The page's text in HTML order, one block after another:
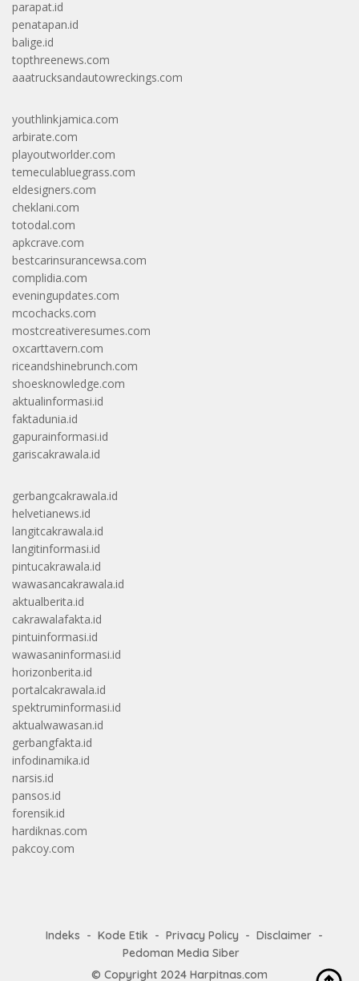
parapat.id
penatapan.id
balige.id
topthreenews.com
aaatrucksandautowreckings.com
youthlinkjamica.com
arbirate.com
playoutworlder.com
temeculabluegrass.com
eldesigners.com
cheklani.com
totodal.com
apkcrave.com
bestcarinsurancewsa.com
complidia.com
eveningupdates.com
mcochacks.com
mostcreativeresumes.com
oxcarttavern.com
riceandshinebrunch.com
shoesknowledge.com
aktualinformasi.id
faktadunia.id
gapurainformasi.id
gariscakrawala.id
gerbangcakrawala.id
helvetianews.id
langitcakrawala.id
langitinformasi.id
pintucakrawala.id
wawasancakrawala.id
aktualberita.id
cakrawalafakta.id
pintuinformasi.id
wawasaninformasi.id
horizonberita.id
portalcakrawala.id
spektruminformasi.id
aktualwawasan.id
gerbangfakta.id
infodinamika.id
narsis.id
pansos.id
forensik.id
hardiknas.com
pakcoy.com
Indeks Kode Etik Privacy Policy
Disclaimer
Pedoman Media Siber
© Copyright 2024 Harpitnas.com